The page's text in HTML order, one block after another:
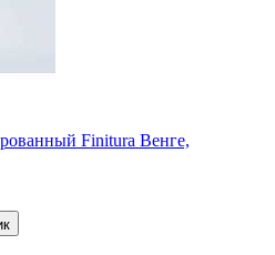
Finitura Венге,